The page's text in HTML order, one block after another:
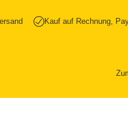
Kauf auf Rechnung,